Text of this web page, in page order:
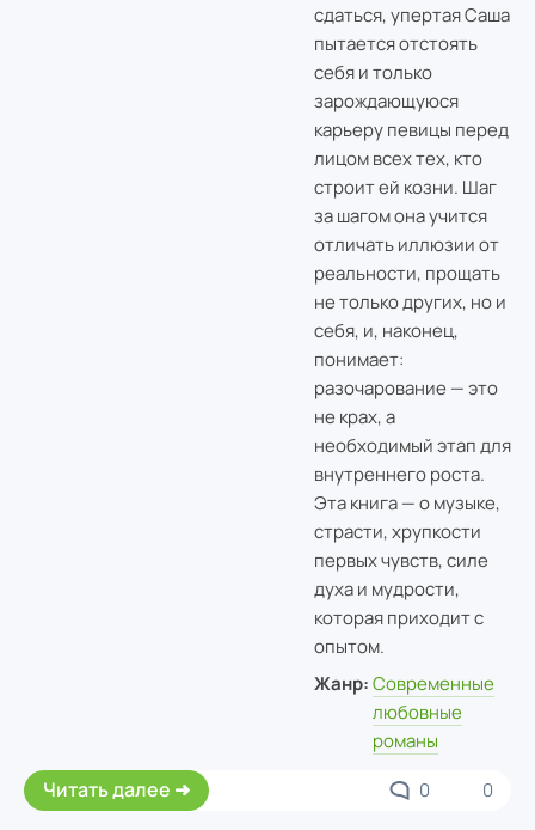
сдаться, упертая Саша
пытается отстоять
себя и только
зарождающуюся
карьеру певицы перед
лицом всех тех, кто
строит ей козни. Шаг
за шагом она учится
отличать иллюзии от
реальности, прощать
не только других, но и
себя, и, наконец,
понимает:
разочарование — это
не крах, а
необходимый этап для
внутреннего роста.
Эта книга — о музыке,
страсти, хрупкости
первых чувств, силе
духа и мудрости,
которая приходит с
опытом.
Жанр: Современные
любовные
романы
Читать далее 0 0